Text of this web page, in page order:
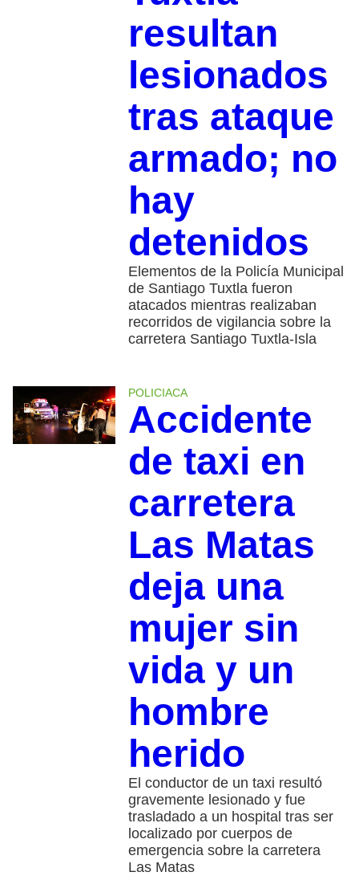
resultan
lesionados
tras ataque
armado; no
hay
detenidos
Elementos de la Policía Municipal
de Santiago Tuxtla fueron
atacados mientras realizaban
recorridos de vigilancia sobre la
carretera Santiago Tuxtla-Isla
POLICIACA
Accidente
de taxi en
carretera
Las Matas
deja una
mujer sin
vida y un
hombre
herido
El conductor de un taxi resultó
gravemente lesionado y fue
trasladado a un hospital tras ser
localizado por cuerpos de
emergencia sobre la carretera
Las Matas